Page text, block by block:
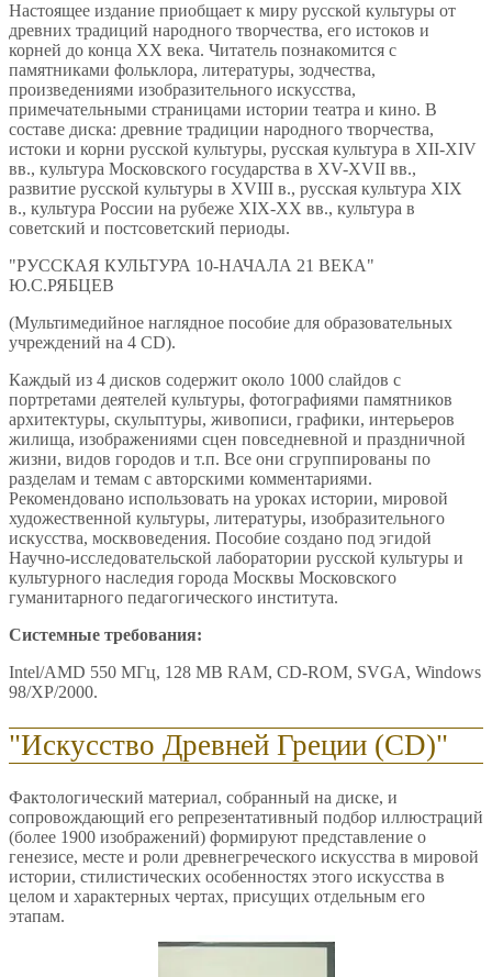
Настоящее издание приобщает к миру русской культуры от
древних традиций народного творчества, его истоков и
корней до конца ХХ века. Читатель познакомится с
памятниками фольклора, литературы, зодчества,
произведениями изобразительного искусства,
примечательными страницами истории театра и кино. В
составе диска: древние традиции народного творчества,
истоки и корни русской культуры, русская культура в XII-XIV
вв., культура Московского государства в XV-XVII вв.,
развитие русской культуры в XVIII в., русская культура XIX
в., культура России на рубеже XIX-XX вв., культура в
советский и постсоветский периоды.
"РУССКАЯ КУЛЬТУРА 10-НАЧАЛА 21 ВЕКА"
Ю.С.РЯБЦЕВ
(Мультимедийное наглядное пособие для образовательных
учреждений на 4 CD).
Каждый из 4 дисков содержит около 1000 слайдов с
портретами деятелей культуры, фотографиями памятников
архитектуры, скульптуры, живописи, графики, интерьеров
жилища, изображениями сцен повседневной и праздничной
жизни, видов городов и т.п. Все они сгруппированы по
разделам и темам с авторскими комментариями.
Рекомендовано использовать на уроках истории, мировой
художественной культуры, литературы, изобразительного
искусства, москвоведения. Пособие создано под эгидой
Научно-исследовательской лаборатории русской культуры и
культурного наследия города Москвы Московского
гуманитарного педагогического института.
Системные требования:
Intel/AMD 550 МГц, 128 MB RAM, CD-ROM, SVGA, Windows
98/XP/2000.
"Искусство Древней Греции (CD)"
Фактологический материал, собранный на диске, и
сопровождающий его репрезентативный подбор иллюстраций
(более 1900 изображений) формируют представление о
генезисе, месте и роли древнегреческого искусства в мировой
истории, стилистических особенностях этого искусства в
целом и характерных чертах, присущих отдельным его
этапам.